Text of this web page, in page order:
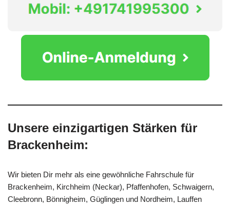
Unsere einzigartigen Stärken für
Brackenheim:
Wir bieten Dir mehr als eine gewöhnliche Fahrschule für
Brackenheim, Kirchheim (Neckar), Pfaffenhofen, Schwaigern,
Cleebronn, Bönnigheim, Güglingen und Nordheim, Lauffen